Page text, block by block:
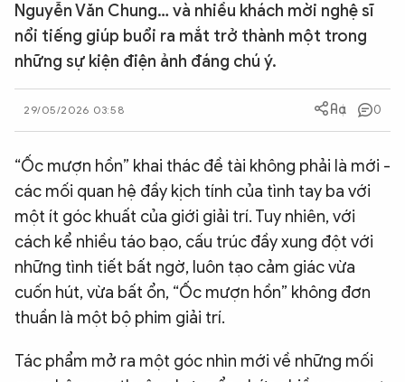
PHÁP LUẬT
VĂN HÓA - THỂ THAO
BẠN ĐỌC & CAND
ĐA PHƯƠNG TIỆN
Video
Nguyễn Văn Chung… và nhiều khách mời nghệ sĩ
nổi tiếng giúp buổi ra mắt trở thành một trong
những sự kiện điện ảnh đáng chú ý.
29/05/2026 03:58 0
“Ốc mượn hồn” khai thác đề tài không phải là mới -
các mối quan hệ đầy kịch tính của tình tay ba với
một ít góc khuất của giới giải trí. Tuy nhiên, với
cách kể nhiều táo bạo, cấu trúc đầy xung đột với
những tình tiết bất ngờ, luôn tạo cảm giác vừa
cuốn hút, vừa bất ổn, “Ốc mượn hồn” không đơn
thuần là một bộ phim giải trí.
Tác phẩm mở ra một góc nhìn mới về những mối